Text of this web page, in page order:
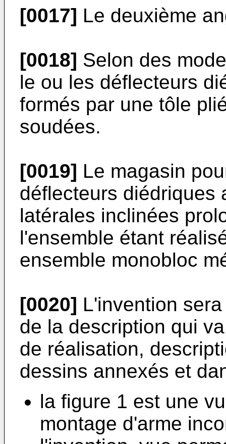
[0017] Le deuxième
[0018] Selon des
le ou les déflecteurs
formés par une tôle
soudées.
[0019] Le magasin
déflecteurs diédriques
latérales inclinées
l'ensemble étant
ensemble monobloc
[0020] L'invention
de la description qui
de réalisation,
dessins annexés et
la figure 1 est une
montage d'arme